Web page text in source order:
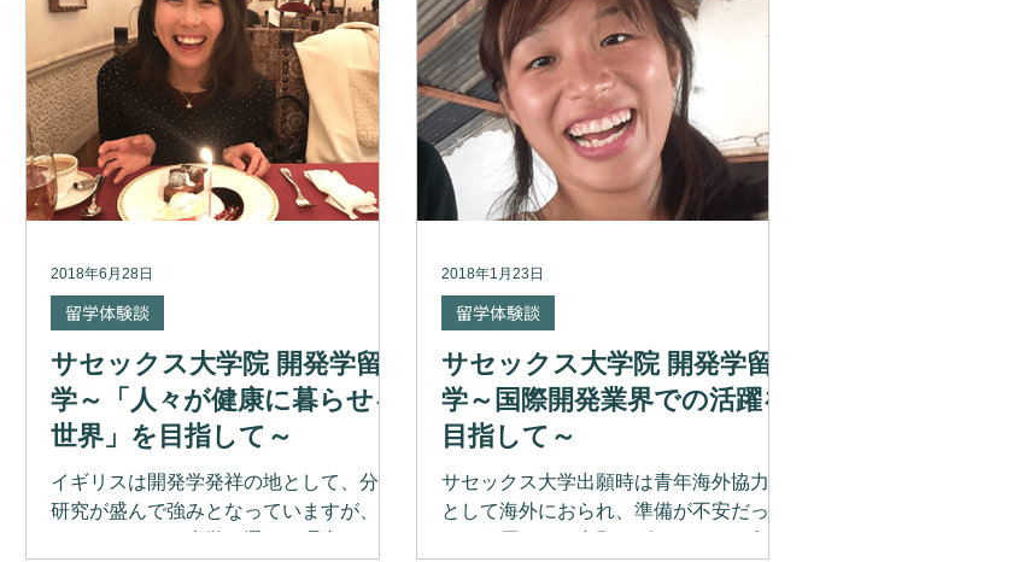
イギリス屈指のリゾート地として有名な
ブライトンのすぐ近くにあります（電車
で9分、バスで25分の距離です）。 ブラ
イトンというと、有名サッカー選手の三
笘薫選手が活躍しているイメージを持た
れる方が多いと思います（なんとチーム
のスタジアムはサセックス大学の真隣に
あります！）。 このことから、日本では
ージを持たれる方もいらっしゃるかと思
いますが、実はヨーロッパでも有名なア
ートの街でもあります。 実際、私が友人
にブライトンに住んでいることを伝えた
ところ、驚かれ、羨ましがられるほどで
した。しかも、ベネチアに旅行しに行っ
た時も「あのブライトンに！」と驚かれ
るほどでした！ ヨーロッパの中でもとび
きりお洒落なベネチアですら一目置くほ
どのアートの街であり、その他にも色々
公園内にあり、自然豊かな環境で勉強に
集中できるという魅力をご紹介しまし
た。 一方で、「自然豊か」と聞くと、
かなり田舎にキャンパスがあるのでは…
と不安に感じる方もいらっしゃるかもし
れません。いくら勉強に集中できたとし
ても、せっかくの留学。オフも満喫でき
る環境に住みたいですよね。 ご安心く
大学の中でもさまざまな魅力的な場所へ
行きやすい、抜群の立地が特徴です！
サセックス大学のキャンパスの隣には
（寮によってはほぼ真隣に）駅があり、
イギリス屈指のリゾート地「ブライト
ン」まで電車で約9分で行くことができ
ます。ブライトンは海岸沿いにあるアー
トの街として有名で、さまざまなお洒落
なお店があるだけでなく、海上遊園地も
あります！ ここが大学から最も近い大
サセックス大学院 開発学留
学～「人々が健康に暮らせる
世界」を目指して～
イギリスは開発学発祥の地として、分野
研究が盛んで強みとなっていますが、中
留学体験談
2018年6月28日
サセックス大学院 開発学留
学～国際開発業界での活躍を
目指して～
サセックス大学出願時は青年海外協力隊
として海外におられ、準備が不安だった
留学体験談
2018年1月23日